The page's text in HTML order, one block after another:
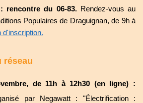
rencontre du 06-83. Rendez-vous au
Populaires de Draguignan, de 9h à
d'inscription.
réseau
de 11h à 12h30 (en ligne) :
par Negawatt : "Électrification :